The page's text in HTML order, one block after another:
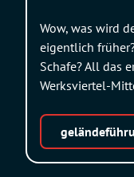
Wow, was wird
eigentlich
Schafe? All das
Werksviertel-